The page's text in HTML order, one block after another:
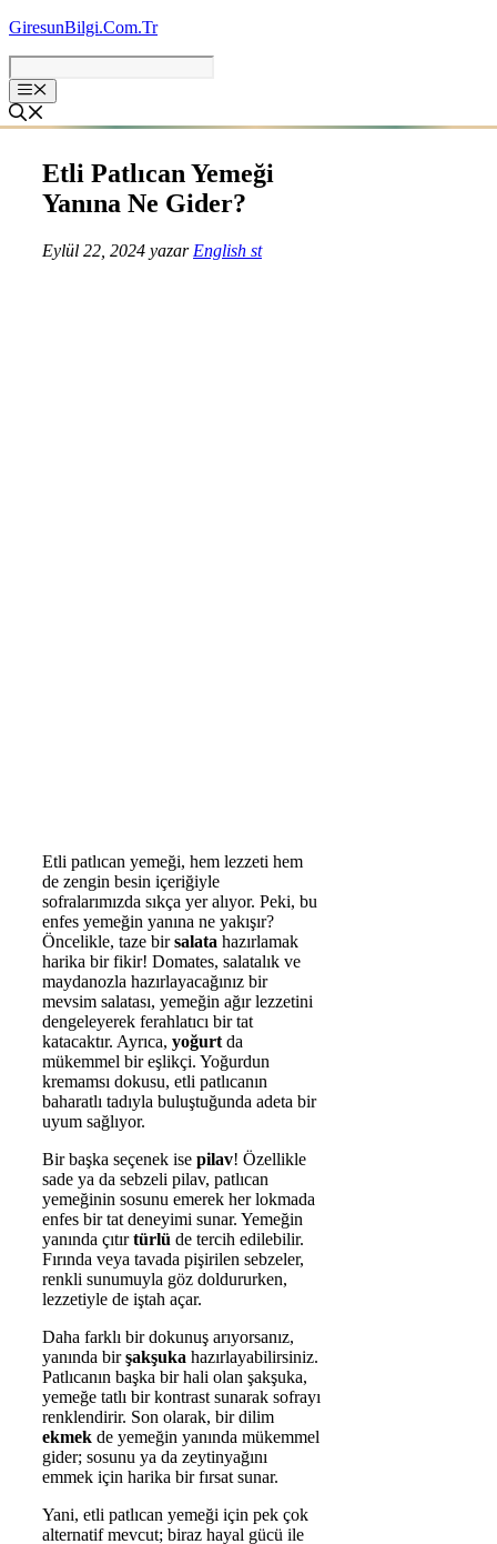
İçeriğe
GiresunBilgi.Com.Tr
Etli Patlıcan Yemeği
Yanına Ne Gider?
Eylül 22, 2024 yazar English st
Etli patlıcan yemeği, hem lezzeti hem
de zengin besin içeriğiyle
sofralarımızda sıkça yer alıyor. Peki, bu
enfes yemeğin yanına ne yakışır?
Öncelikle, taze birsalata hazırlamak
harika bir fikir! Domates, salatalık ve
maydanozla hazırlayacağınız bir
mevsim salatası, yemeğin ağır lezzetini
dengeleyerek ferahlatıcı bir tat
katacaktır. Ayrıca, yoğurt da
mükemmel bir eşlikçi. Yoğurdun
kremamsı dokusu, etli patlıcanın
baharatlı tadıyla buluştuğunda adeta bir
uyum sağlıyor.
Bir başka seçenek ise pilav! Özellikle
sade ya da sebzeli pilav, patlıcan
yemeğinin sosunu emerek her lokmada
enfes bir tat deneyimi sunar. Yemeğin
yanında çıtırtürlü de tercih edilebilir.
Fırında veya tavada pişirilen sebzeler,
renkli sunumuyla göz doldururken,
lezzetiyle de iştah açar.
Daha farklı bir dokunuş arıyorsanız,
yanında birşakşuka hazırlayabilirsiniz.
Patlıcanın başka bir hali olan şakşuka,
yemeğe tatlı bir kontrast sunarak sofrayı
renklendirir. Son olarak, bir dilim
ekmek de yemeğin yanında mükemmel
gider; sosunu ya da zeytinyağını
emmek için harika bir fırsat sunar.
Yani, etli patlıcan yemeği için pek çok
alternatif mevcut; biraz hayal gücü ile